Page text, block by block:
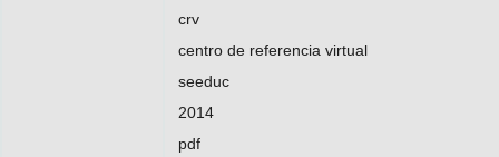
crv
centro de referencia virtual
seeduc
2014
pdf